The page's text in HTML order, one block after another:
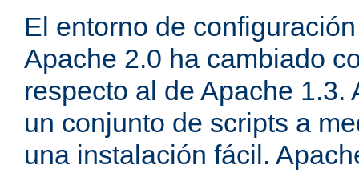
El entorno de
Apache 2.0 ha cambiado
respecto al de Apache 1.3.
un conjunto de scripts a
una instalación fácil.